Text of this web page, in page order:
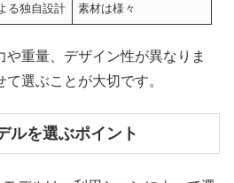
る独自設計 素材は様々
や重量、デザイン性が異なりま
選ぶことが大切です。
ルを選ぶポイント